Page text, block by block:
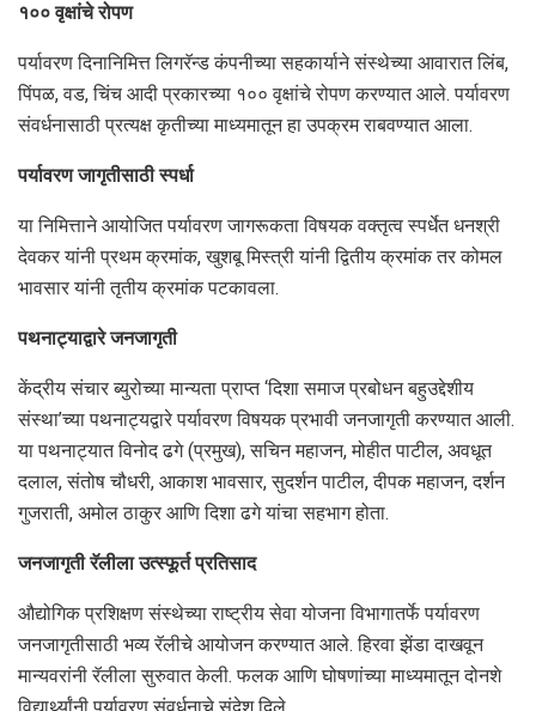
१०० वृक्षांचे रोपण
पर्यावरण दिनानिमित्त लिगरॅन्ड कंपनीच्या सहकार्याने संस्थेच्या आवारात लिंब,
पिंपळ, वड, चिंच आदी प्रकारच्या १०० वृक्षांचे रोपण करण्यात आले. पर्यावरण
संवर्धनासाठी प्रत्यक्ष कृतीच्या माध्यमातून हा उपक्रम राबवण्यात आला.
पर्यावरण जागृतीसाठी स्पर्धा
या निमित्ताने आयोजित पर्यावरण जागरूकता विषयक वक्तृत्व स्पर्धेत धनश्री
देवकर यांनी प्रथम क्रमांक, खुशबू मिस्त्री यांनी द्वितीय क्रमांक तर कोमल
भावसार यांनी तृतीय क्रमांक पटकावला.
पथनाट्याद्वारे जनजागृती
केंद्रीय संचार ब्युरोच्या मान्यता प्राप्त ‘दिशा समाज प्रबोधन बहुउद्देशीय
संस्था’च्या पथनाट्यद्वारे पर्यावरण विषयक प्रभावी जनजागृती करण्यात आली.
या पथनाट्यात विनोद ढगे (प्रमुख), सचिन महाजन, मोहीत पाटील, अवधूत
दलाल, संतोष चौधरी, आकाश भावसार, सुदर्शन पाटील, दीपक महाजन, दर्शन
गुजराती, अमोल ठाकुर आणि दिशा ढगे यांचा सहभाग होता.
जनजागृती रॅलीला उत्स्फूर्त प्रतिसाद
औद्योगिक प्रशिक्षण संस्थेच्या राष्ट्रीय सेवा योजना विभागातर्फे पर्यावरण
जनजागृतीसाठी भव्य रॅलीचे आयोजन करण्यात आले. हिरवा झेंडा दाखवून
मान्यवरांनी रॅलीला सुरुवात केली. फलक आणि घोषणांच्या माध्यमातून दोनशे